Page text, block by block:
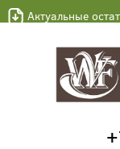
Актуальные